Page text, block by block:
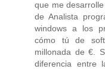
que me
de Analista
windows a los
cómo tú de
millonada de €.
diferencia entre